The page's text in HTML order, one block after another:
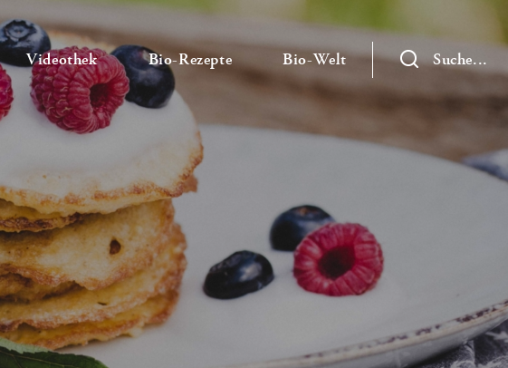
Videothek— Untermenü ausklappen
Bio-Rezepte— Untermenü ausklappen
Bio-Welt— UntermenüSuche...